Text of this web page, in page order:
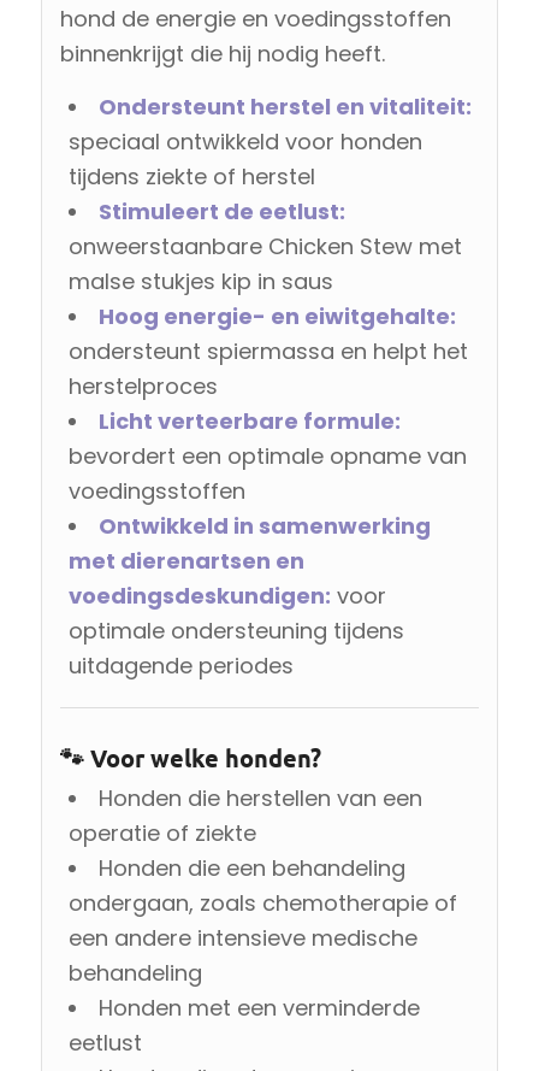
hond de energie en voedingsstoffen
binnenkrijgt die hij nodig heeft.
Ondersteunt herstel en vitaliteit:
speciaal ontwikkeld voor honden
tijdens ziekte of herstel
Stimuleert de eetlust:
onweerstaanbare Chicken Stew met
malse stukjes kip in saus
Hoog energie- en eiwitgehalte:
ondersteunt spiermassa en helpt het
herstelproces
Licht verteerbare formule:
bevordert een optimale opname van
voedingsstoffen
Ontwikkeld in samenwerking
met dierenartsen en
voedingsdeskundigen: voor
optimale ondersteuning tijdens
uitdagende periodes
🐾 Voor welke honden?
Honden die herstellen van een
operatie of ziekte
Honden die een behandeling
ondergaan, zoals chemotherapie of
een andere intensieve medische
behandeling
Honden met een verminderde
eetlust